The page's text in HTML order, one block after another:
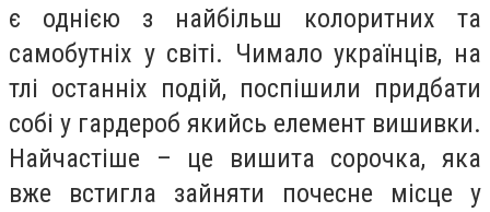
є однією з найбільш колоритних та
самобутніх у світі. Чимало українців, на
тлі останніх подій, поспішили придбати
собі у гардероб якийсь елемент вишивки.
Найчастіше – це вишита сорочка, яка
вже встигла зайняти почесне місце у